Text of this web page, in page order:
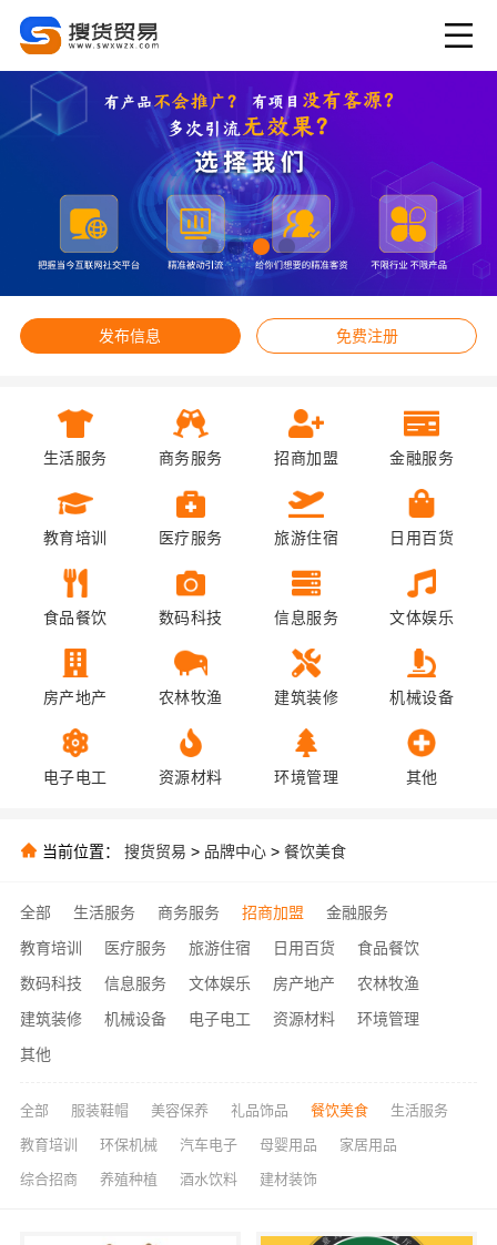
发布信息 免费注册
生活服务 商务服务 招商加盟 金融服务
教育培训 医疗服务 旅游住宿 日用百货
食品餐饮 数码科技 信息服务 文体娱乐
房产地产 农林牧渔 建筑装修 机械设备
电子电工 资源材料 环境管理 其他
当前位置： 搜货贸易 > 品牌中心 > 餐饮美食
全部 生活服务 商务服务 招商加盟
金融服务
教育培训
医疗服务 旅游住宿 日用百货
食品餐饮
数码科技
信息服务 文体娱乐 房产地产
农林牧渔
建筑装修
机械设备 电子电工 资源材料
环境管理
其他
全部 服装鞋帽 美容保养 礼品饰品 餐饮美食 生活服务
教育培训 环保机械 汽车电子 母婴用品 家居用品
综合招商 养殖种植 酒水饮料 建材装饰